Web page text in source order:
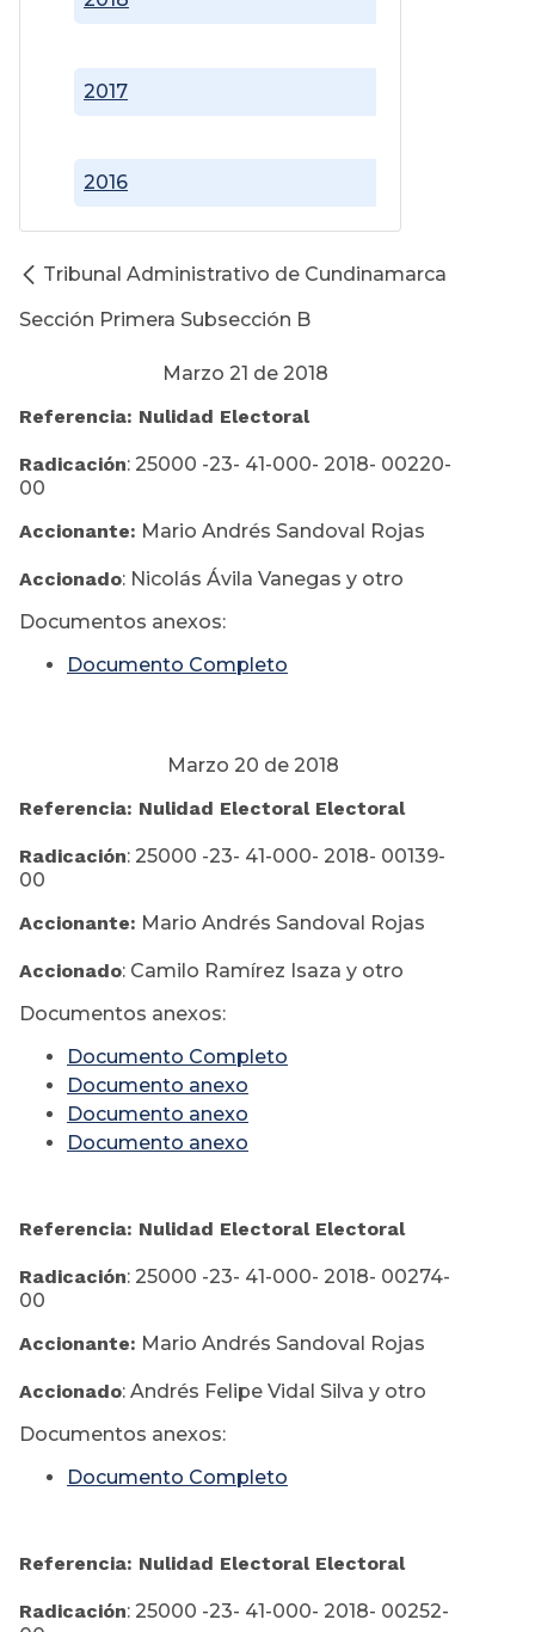
2016
2017
Tribunal Administrativo de Cundinamarca
Sección Primera Subsección B
Marzo 21 de 2018
Referencia: Nulidad Electoral
Radicación: 25000 -23- 41-000- 2018- 00220-
00
Accionante: Mario Andrés Sandoval Rojas
Accionado: Nicolás Ávila Vanegas y otro
Documentos anexos:
Documento Completo
Marzo 20 de 2018
Referencia: Nulidad Electoral Electoral
Radicación: 25000 -23- 41-000- 2018- 00139-
00
Accionante: Mario Andrés Sandoval Rojas
Accionado: Camilo Ramírez Isaza y otro
Documentos anexos:
Documento Completo
Documento anexo
Documento anexo
Documento anexo
Referencia: Nulidad Electoral Electoral
Radicación: 25000 -23- 41-000- 2018- 00274-
00
Accionante: Mario Andrés Sandoval Rojas
Accionado: Andrés Felipe Vidal Silva y otro
Documentos anexos:
Documento Completo
Referencia: Nulidad Electoral Electoral
Radicación: 25000 -23- 41-000- 2018- 00252-